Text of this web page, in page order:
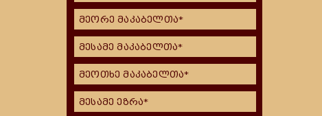
მეორე მაკაბელთა*
მესამე მაკაბელთა*
მეოთხე მაკაბელთა*
მესამე ეზრა*